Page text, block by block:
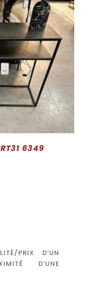
/
6349
PRIX D’UN
D’UNE